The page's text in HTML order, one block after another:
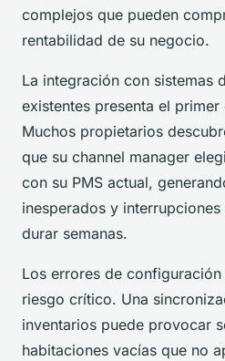
complejos que pueden
rentabilidad de su negocio.
La integración con sistemas
existentes presenta el
Muchos propietarios
que su channel manager
con su PMS actual,
inesperados y
durar semanas.
Los errores de
riesgo crítico. Una
inventarios puede provocar
habitaciones vacías que no